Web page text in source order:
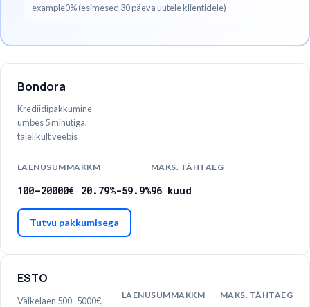
example0% (esimesed 30 päeva uutele klientidele)
Bondora
Krediidipakkumine
umbes 5 minutiga,
täielikult veebis
LAENUSUMMA
100–20000€
KKM
20.79%-59.9%
MAKS. TÄHTAEG
96 kuud
Tutvu pakkumisega
ESTO
Väikelaen 500–5000€,
LAENUSUMMA KKM MAKS. TÄHTAEG